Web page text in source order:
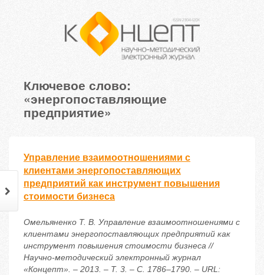
Ключевое слово:
«энергопоставляющие
предприятие»
Управление взаимоотношениями с
клиентами энергопоставляющих
предприятий как инструмент повышения
стоимости бизнеса
Омельяненко Т. В. Управление взаимоотношениями с
клиентами энергопоставляющих предприятий как
инструмент повышения стоимости бизнеса //
Научно-методический электронный журнал
«Концепт». – 2013. – Т. 3. – С. 1786–1790. – URL: